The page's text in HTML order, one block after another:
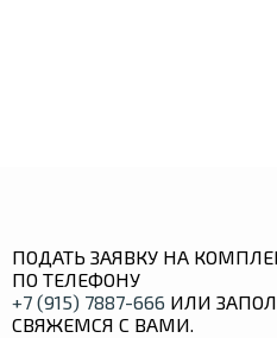
ПОДАТЬ ЗАЯВКУ НА
ПО ТЕЛЕФОНУ
+7 (915) 7887-666 ИЛИ
СВЯЖЕМСЯ С ВАМИ.